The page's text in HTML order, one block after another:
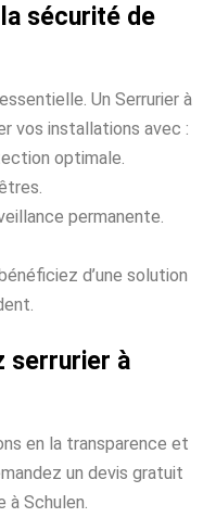
sécurité de
Un Serrurier à
vos installations avec :
optimale.
permanente.
d’une solution
serrurier à
en la transparence et
un devis gratuit
à Schulen.